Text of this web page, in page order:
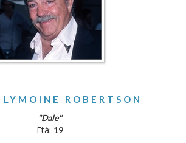
ROBERTSON
"Dale"
Età: 19